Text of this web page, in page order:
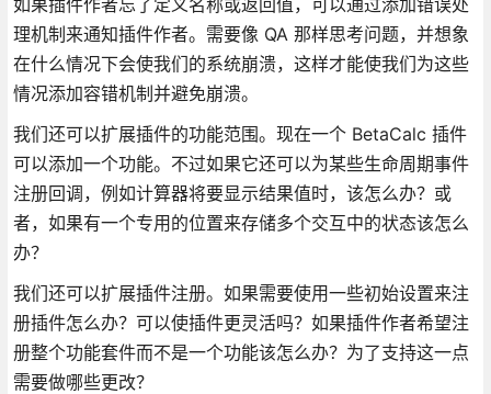
理机制来通知插件作者。需要像 QA 那样思考问题，并想象
在什么情况下会使我们的系统崩溃，这样才能使我们为这些
情况添加容错机制并避免崩溃。
我们还可以扩展插件的功能范围。现在一个 BetaCalc 插件
可以添加一个功能。不过如果它还可以为某些生命周期事件
注册回调，例如计算器将要显示结果值时，该怎么办？或
者，如果有一个专用的位置来存储多个交互中的状态该怎么
办？
我们还可以扩展插件注册。如果需要使用一些初始设置来注
册插件怎么办？可以使插件更灵活吗？如果插件作者希望注
册整个功能套件而不是一个功能该怎么办？为了支持这一点
需要做哪些更改？